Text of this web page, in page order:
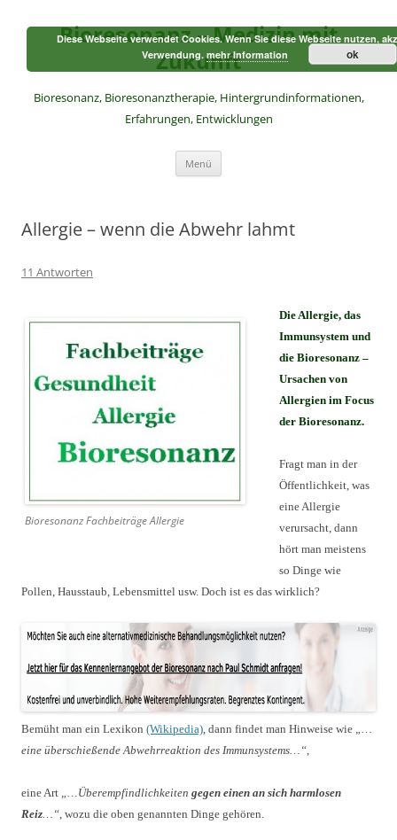
springenBioresonanz – Medizin mit
Zukunft
Bioresonanz, Bioresonanztherapie, Hintergrundinformationen,
Erfahrungen, Entwicklungen
Menü
Allergie – wenn die Abwehr lahmt
11 Antworten
Bioresonanz Fachbeiträge Allergie
Die Allergie, das
Immunsystem und
die Bioresonanz –
Ursachen von
Allergien im Focus
der Bioresonanz.
Fragt man in der
Öffentlichkeit, was
eine Allergie
verursacht, dann
hört man meistens
so Dinge wie
Pollen, Hausstaub, Lebensmittel usw. Doch ist es das wirklich?
Bemüht man ein Lexikon (Wikipedia), dann findet man Hinweise wie „…
eine überschießende Abwehrreaktion des Immunsystems…“,
eine Art „…Überempfindlichkeiten gegen einen an sich harmlosen
Reiz…“, wozu die oben genannten Dinge gehören.
Diese Webseite verwendet Cookies. Wenn Sie diese Webseite nutzen,
Verwendung.mehr Information ok